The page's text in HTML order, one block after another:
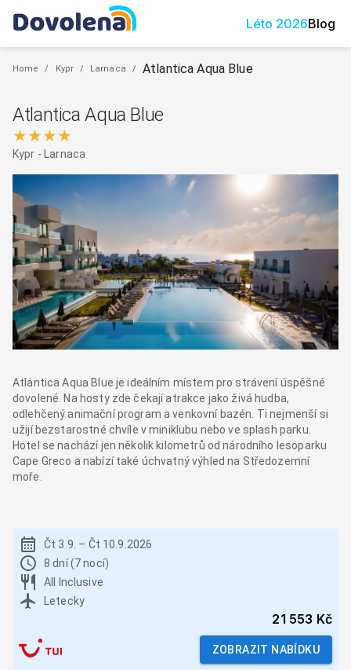
Léto 2026Blog
Home / Kypr / Larnaca / Atlantica Aqua Blue
Atlantica Aqua Blue
★★★★
Kypr - Larnaca
Atlantica Aqua Blue je ideálním místem pro strávení úspěšné
dovolené. Na hosty zde čekají atrakce jako živá hudba,
odlehčený animační program a venkovní bazén. Ti nejmenší si
užijí bezstarostné chvíle v miniklubu nebo ve splash parku.
Hotel se nachází jen několik kilometrů od národního lesoparku
Cape Greco a nabízí také úchvatný výhled na Středozemní
moře.
Čt 3.9. – Čt 10.9.2026
8 dní (7 nocí)
All Inclusive
Letecky
21 553 Kč
ZOBRAZIT NABÍDKU